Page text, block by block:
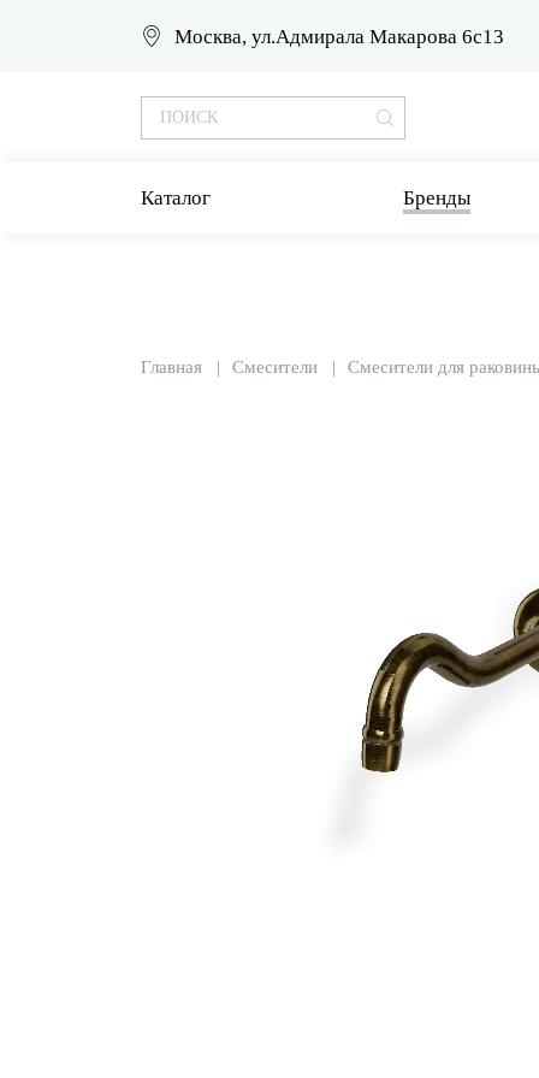
Москва, ул.Адмирала Макарова 6с13
Каталог Бренды
Главная Смесители Смесители для